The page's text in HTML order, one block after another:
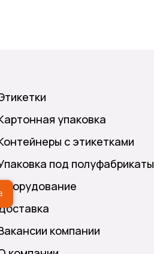
упаковка
с этикетками
под полуфабрикаты
Оборудование
компании